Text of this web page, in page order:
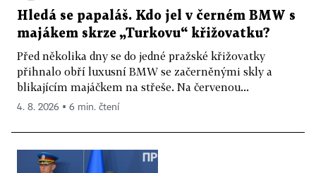
Hledá se papaláš. Kdo jel v černém BMW s
majákem skrze „Turkovu“ křižovatku?
Před několika dny se do jedné pražské křižovatky
přihnalo obří luxusní BMW se začerněnými skly a
blikajícím majáčkem na střeše. Na červenou...
4. 8. 2026 ▪ 6 min. čtení